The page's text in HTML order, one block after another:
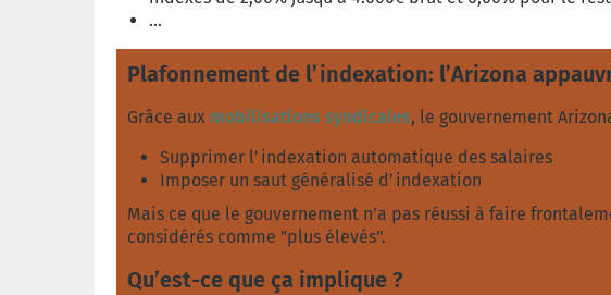
...
Plafonnement de l’indexation: l’Arizona
Grâce aux mobilisations syndicales, le gouvernement
Supprimer l’indexation automatique des salaires
Imposer un saut généralisé d’indexation
Mais ce que le gouvernement n’a pas réussi à faire
considérés comme "plus élevés".
Qu’est-ce que ça implique ?